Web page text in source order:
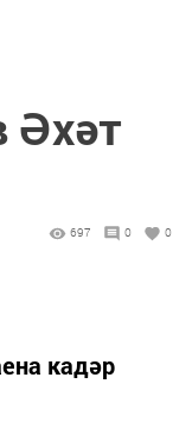
Әхәт
697 0 0
кадәр